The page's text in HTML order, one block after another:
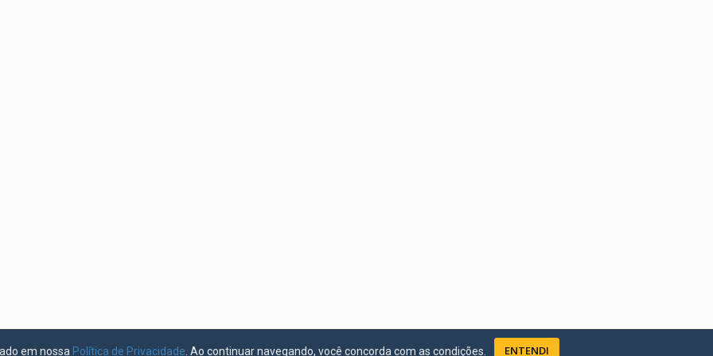
em nossa Política de Privacidade . Ao continuar navegando, você concorda com as condições. ENTENDI